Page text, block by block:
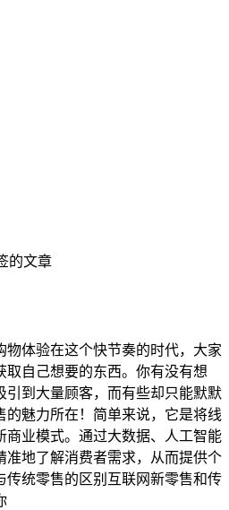
的文章
物体验在这个快节奏的时代，大家
取自己想要的东西。你有没有想
引到大量顾客，而有些却只能默默
的魅力所在！简单来说，它是将线
商业模式。通过大数据、人工智能
准地了解消费者需求，从而提供个
传统零售的区别互联网新零售和传